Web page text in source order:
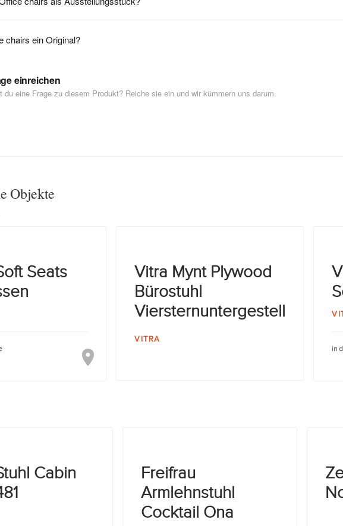
chairs ein Original?
einreichen
du eine Frage zu diesem Produkt? Reiche sie ein und wir kümmern uns darum.
Objekte
Seats
Vitra Mynt Plywood
Bürostuhl
Viersternuntergestell
VITRA
in
Cabin
Freifrau
Armlehnstuhl
Cocktail Ona